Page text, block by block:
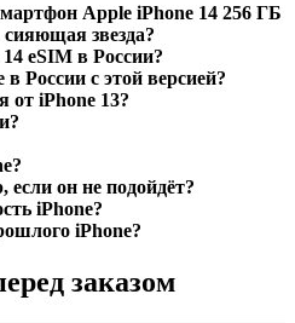
Apple iPhone 14 256 ГБ
звезда?
eSIM в России?
России с этой версией?
от iPhone 13?
он не подойдёт?
iPhone?
iPhone?
заказом